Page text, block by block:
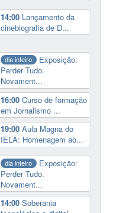
14:00 Lançamento da
cinebiografia de D...
dia inteiro
Exposição:
Perder Tudo.
Novament...
16:00 Curso de formação
em Jornalismo ...
19:00 Aula Magna do
IELA: Homenagem ao...
dia inteiro
Exposição:
Perder Tudo.
Novament...
14:00 Soberania